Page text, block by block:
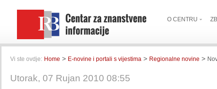
O CENTRU
Vi ste ovdje: Home > E-novine i portali s vijestima > Regionalne novine >
Utorak, 07 Rujan 2010 08:55